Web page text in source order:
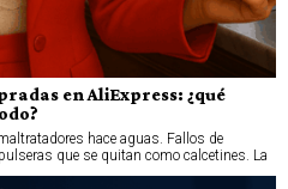
en AliExpress: ¿qué
hace aguas. Fallos de
que se quitan como calcetines. La